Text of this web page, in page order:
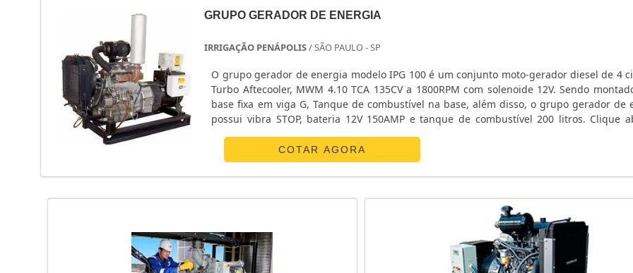
GRUPO GERADOR DE ENERGIA
IRRIGAÇÃO PENÁPOLIS/ SÃO PAULO - SP
O grupo gerador de energia modelo IPG 100 é um conjunto moto-gerador diesel de 4
Turbo Aftecooler, MWM 4.10 TCA 135CV a 1800RPM com solenoide 12V. Sendo
base fixa em viga G, Tanque de combustível na base, além disso, o grupo gerador de
possui vibra STOP, bateria 12V 150AMP e tanque de combustível 200 litros. Clique
solicite um orçamento do grupo gerador de energia. ...
COTAR AGORA